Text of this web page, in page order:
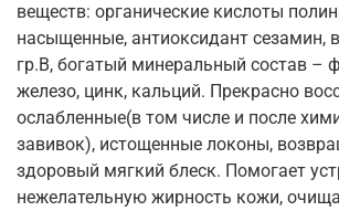
веществ: органические кислоты
насыщенные, антиоксидант сезамин,
гр.В, богатый минеральный состав –
железо, цинк, кальций. Прекрасно
ослабленные(в том числе и после
завивок), истощенные локоны,
здоровый мягкий блеск. Помогает
нежелательную жирность кожи,